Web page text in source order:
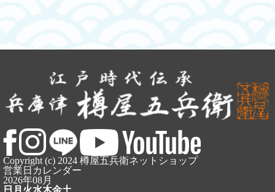
Copyright (c) 2024 樽屋五兵衛ネットショップ
営業日カレンダー
2026年08月
日 月 火水木金土